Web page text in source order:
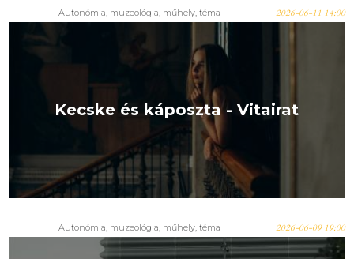
Autonómia, muzeológia, műhely, téma 2026-06-11 14:00
Kecske és káposzta - Vitairat
Autonómia, muzeológia, műhely, téma 2026-06-09 19:00